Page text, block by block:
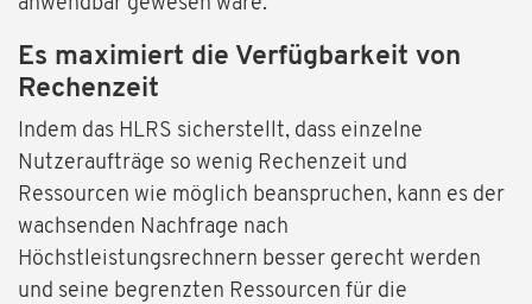
Es maximiert die Verfügbarkeit von
Rechenzeit
Indem das HLRS sicherstellt, dass einzelne
Nutzeraufträge so wenig Rechenzeit und
Ressourcen wie möglich beanspruchen, kann es der
wachsenden Nachfrage nach
Höchstleistungsrechnern besser gerecht werden
und seine begrenzten Ressourcen für die